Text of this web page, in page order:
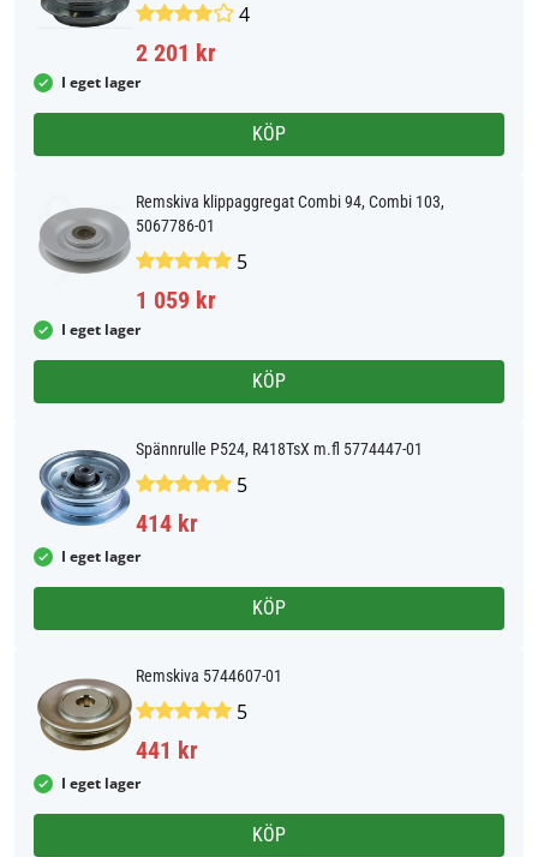
4
2 201 kr
I eget lager
KÖP
Remskiva klippaggregat Combi 94, Combi 103,
5067786-01
5
1 059 kr
I eget lager
KÖP
Spännrulle P524, R418TsX m.fl 5774447-01
5
414 kr
I eget lager
KÖP
Remskiva 5744607-01
5
441 kr
I eget lager
KÖP